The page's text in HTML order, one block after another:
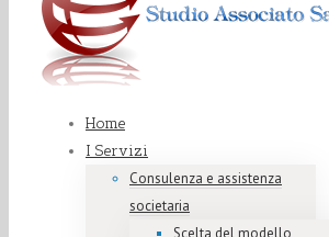
Home
I Servizi
Consulenza e assistenza
societaria
Scelta del modello